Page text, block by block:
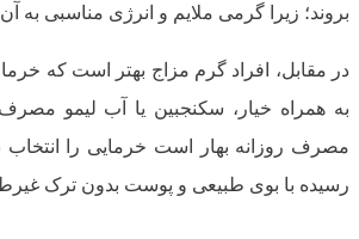
بروند؛ زیرا گرمی ملایم و انرژی مناسبی به
در مقابل، افراد گرم مزاج بهتر است که
به همراه خیار، سکنجبین یا آب لیمو مصرف
مصرف روزانه بهار است خرمایی را انتخاب
رسیده با بوی طبیعی و پوست بدون ترک